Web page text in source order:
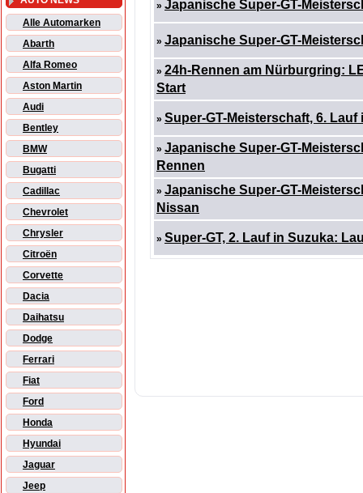
Alle Automarken
Abarth
Alfa Romeo
Aston Martin
Audi
Bentley
BMW
Bugatti
Cadillac
Chevrolet
Chrysler
Citroën
Corvette
Dacia
Daihatsu
Dodge
Ferrari
Fiat
Ford
Honda
Hyundai
Jaguar
Jeep
» Japanische Super-GT-
» Japanische Super-GT-
» 24h-Rennen am Nürburgring:
Start
» Super-GT-Meisterschaft, 6.
» Japanische Super-GT-
Rennen
» Japanische Super-GT-
Nissan
» Super-GT, 2. Lauf in Suzuka: